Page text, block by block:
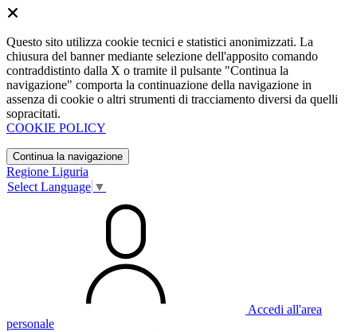
Questo sito utilizza cookie tecnici e statistici anonimizzati. La
chiusura del banner mediante selezione dell'apposito comando
contraddistinto dalla X o tramite il pulsante "Continua la
navigazione" comporta la continuazione della navigazione in
assenza di cookie o altri strumenti di tracciamento diversi da quelli
sopracitati.
COOKIE POLICY
Continua la navigazione
Regione Liguria
Select Language ▼
Accedi all'area
personale